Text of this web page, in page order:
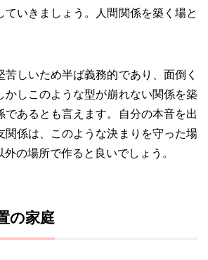
ていきましょう。人間関係を築く場と
苦しいため半ば義務的であり、面倒く
かしこのような型が崩れない関係を築
であるとも言えます。自分の本音を出
関係は、このような決まりを守った場
の場所で作ると良いでしょう。
の家庭